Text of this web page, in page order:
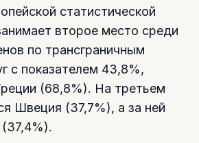
статистической
второе место среди
по трансграничным
с показателем 43,8%,
(68,8%). На третьем
Швеция (37,7%), а за ней